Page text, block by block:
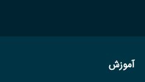
آموزش